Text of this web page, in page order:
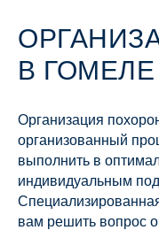
В ГОМЕЛЕ
Организация
организованный
выполнить в
индивидуальным
вам решить вопрос